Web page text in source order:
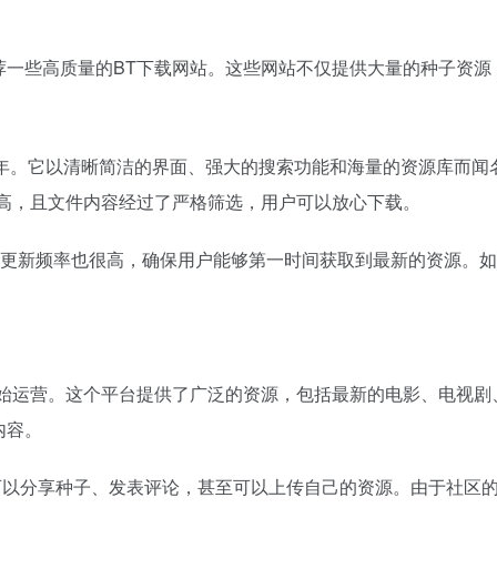
些高质量的BT下载网站。这些网站不仅提供大量的种子资源
它以清晰简洁的界面、强大的搜索功能和海量的资源库而闻
且文件内容经过了严格筛选，用户可以放心下载。
新频率也很高，确保用户能够第一时间获取到最新的资源。
营。这个平台提供了广泛的资源，包括最新的电影、电视
。
分享种子、发表评论，甚至可以上传自己的资源。由于社区